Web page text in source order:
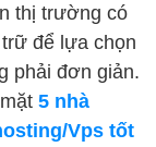
thị trường có
để lựa chọn
phải đơn giản.
5 nhà
Vps tốt